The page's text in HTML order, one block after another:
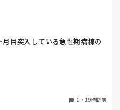
ントが上昇している段階、特
極的に行うメリットがあまりな
か？
うするみたいなパターン的なもの
目突入している急性期病棟の
持っている中まだ2人しか受け
～3時間は残業しています。3
じています。
1 ・ 19時間前